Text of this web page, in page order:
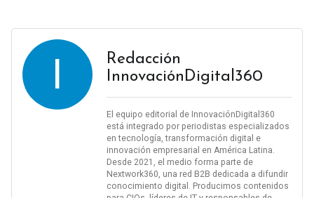
I
Redacción
InnovaciónDigital360
El equipo editorial de InnovaciónDigital360
está integrado por periodistas especializados
en tecnología, transformación digital e
innovación empresarial en América Latina.
Desde 2021, el medio forma parte de
Nextwork360, una red B2B dedicada a difundir
conocimiento digital. Producimos contenidos